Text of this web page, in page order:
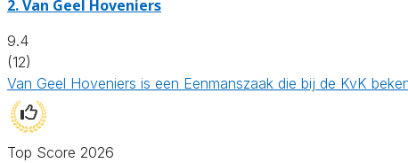
2.Van Geel Hoveniers
9.4
(12)
Van Geel Hoveniers is een Eenmanszaak die bij de KvK
Top Score 2026